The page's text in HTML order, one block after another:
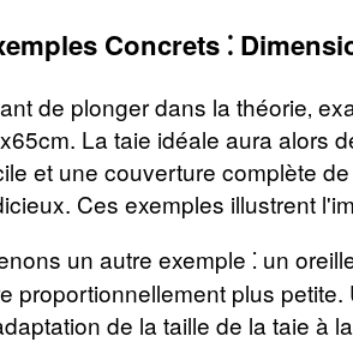
Concrets ⁚
de plonger dans la théorie‚
La taie idéale aura alors
et une couverture complète
Ces exemples illustrent
un autre exemple ⁚ un
proportionnellement plus
de la taille de la taie à